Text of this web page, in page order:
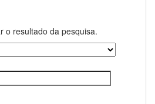
o resultado da pesquisa.